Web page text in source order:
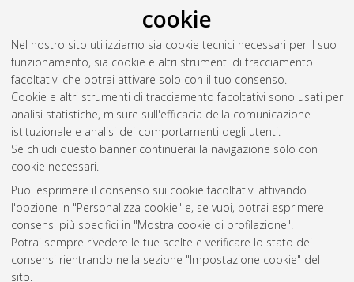
cookie
Nel nostro sito utilizziamo sia cookie tecnici necessari per il suo
funzionamento, sia cookie e altri strumenti di tracciamento
facoltativi che potrai attivare solo con il tuo consenso.
Cookie e altri strumenti di tracciamento facoltativi sono usati per
analisi statistiche, misure sull'efficacia della comunicazione
istituzionale e analisi dei comportamenti degli utenti.
Se chiudi questo banner continuerai la navigazione solo con i
cookie necessari.
Puoi esprimere il consenso sui cookie facoltativi attivando
l'opzione in "Personalizza cookie" e, se vuoi, potrai esprimere
consensi più specifici in "Mostra cookie di profilazione".
Potrai sempre rivedere le tue scelte e verificare lo stato dei
consensi rientrando nella sezione "Impostazione cookie" del
sito.
[Laurea], Università di Bologna, Corso di Studio in
Matematica [L-DM270], Documento full-text non disponibile
Lipparini, Lorenzo (2023)Differential graded Lie algebras in
deformation theory.[Laurea], Università di Bologna, Corso di
Studio inMatematica [L-DM270]
Questa lista e' stata generata ilFri Aug 7 08:14:48 2026 CEST
Atom
Rss 1.0
Rss 2.0